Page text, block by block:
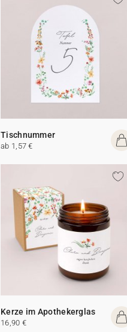
Tischnummer
ab 1,57 €
Kerze im Apothekerglas
16,90 €